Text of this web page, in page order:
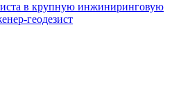
в крупную инжиниринговую
геодезист